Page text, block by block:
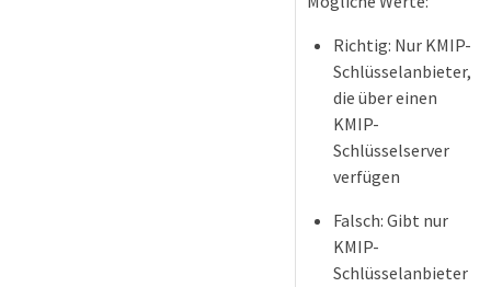
Richtig: Nur KMIP-
Schlüsselanbieter,
die über einen
KMIP-
Schlüsselserver
verfügen
Falsch: Gibt nur
KMIP-
Schlüsselanbieter